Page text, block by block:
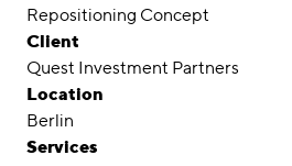
Awards
Career
Locations
Repositioning Concept
Client
Quest Investment Partners
Location
Berlin
Services